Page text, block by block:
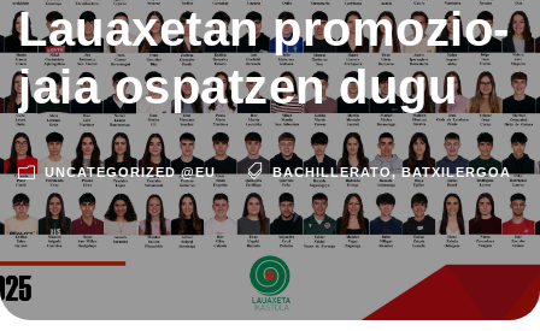
Lauaxetan promozio-
jaia ospatzen dugu
UNCATEGORIZED @EU BACHILLERATO, BATXILERGOA